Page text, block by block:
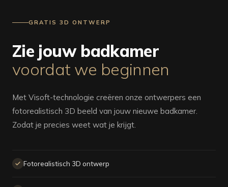
GRATIS 3D ONTWERP
Zie jouw badkamer
voordat we beginnen
Met Visoft-technologie creëren onze ontwerpers een
fotorealistisch 3D beeld van jouw nieuwe badkamer.
Zodat je precies weet wat je krijgt.
Fotorealistisch 3D ontwerp